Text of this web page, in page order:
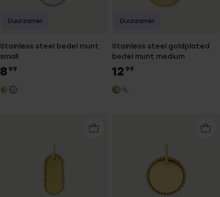
Stainless steel bedel munt
small
8 99
Duurzamer
Stainless steel goldplated
bedel munt medium
12 99
Duurzamer